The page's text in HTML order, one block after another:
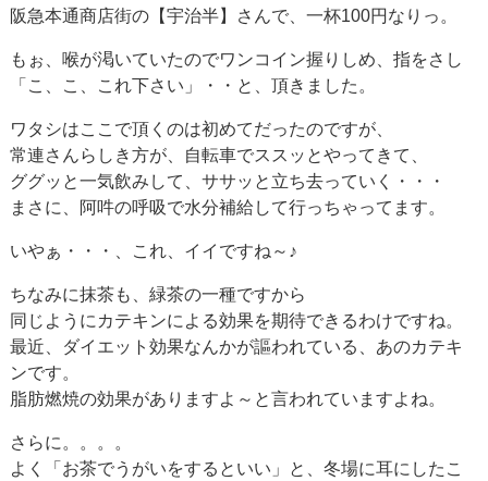
阪急本通商店街の【宇治半】さんで、一杯100円なりっ。
もぉ、喉が渇いていたのでワンコイン握りしめ、指をさし
「こ、こ、これ下さい」・・と、頂きました。
ワタシはここで頂くのは初めてだったのですが、
常連さんらしき方が、自転車でススッとやってきて、
ググッと一気飲みして、ササッと立ち去っていく・・・
まさに、阿吽の呼吸で水分補給して行っちゃってます。
いやぁ・・・、これ、イイですね～♪
ちなみに抹茶も、緑茶の一種ですから
同じようにカテキンによる効果を期待できるわけですね。
最近、ダイエット効果なんかが謳われている、あのカテキ
ンです。
脂肪燃焼の効果がありますよ～と言われていますよね。
さらに。。。。
よく「お茶でうがいをするといい」と、冬場に耳にしたこ